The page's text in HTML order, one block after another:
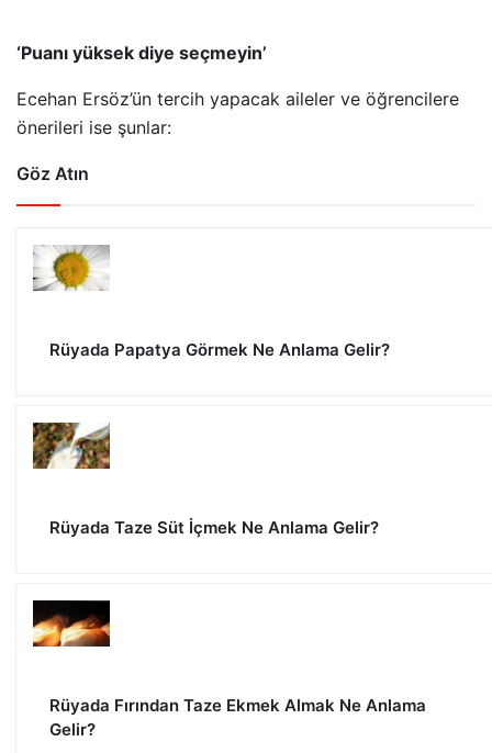
‘Puanı yüksek diye seçmeyin’
Ecehan Ersöz’ün tercih yapacak aileler ve öğrencilere
önerileri ise şunlar:
Göz Atın
Rüyada Papatya Görmek Ne Anlama Gelir?
Rüyada Taze Süt İçmek Ne Anlama Gelir?
Rüyada Fırından Taze Ekmek Almak Ne Anlama
Gelir?